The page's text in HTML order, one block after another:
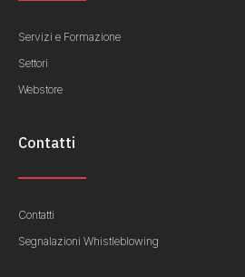
Servizi e Formazione
Settori
Webstore
Contatti
Contatti
Segnalazioni Whistleblowing